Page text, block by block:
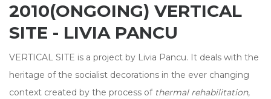
2010(ONGOING) VERTICAL
SITE - LIVIA PANCU
VERTICAL SITE is a project by Livia Pancu. It deals with the
heritage of the socialist decorations in the ever changing
context created by the process ofthermal rehabilitation,